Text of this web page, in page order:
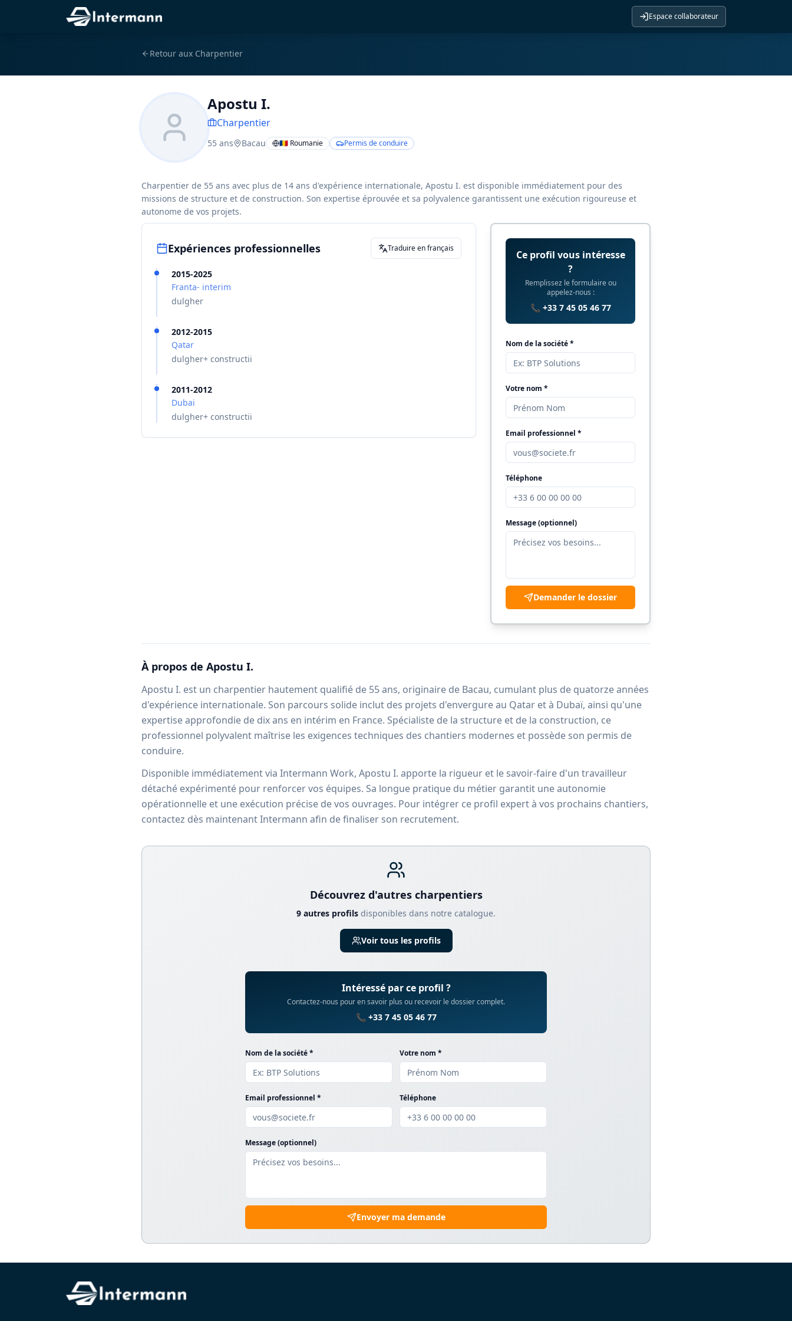
Espace collaborateur
Retour aux Charpentier
Apostu I.
Charpentier
55 ans Bacau 🇷🇴 Roumanie Permis de conduire
Charpentier de 55 ans avec plus de 14 ans d'expérience internationale, Apostu I. est disponible immédiatement pour des
missions de structure et de construction. Son expertise éprouvée et sa polyvalence garantissent une exécution rigoureuse et
autonome de vos projets.
Expériences professionnelles Traduire en français
2015-2025
Franta- interim
dulgher
2012-2015
Qatar
dulgher+ constructii
2011-2012
Dubai
dulgher+ constructii
Ce profil vous intéresse
?
Remplissez le formulaire ou
appelez-nous :
📞 +33 7 45 05 46 77
Nom de la société *
Votre nom *
Email professionnel *
Téléphone
Message (optionnel)
Demander le dossier
À propos de Apostu I.
Apostu I. est un charpentier hautement qualifié de 55 ans, originaire de Bacau, cumulant plus de quatorze années
d'expérience internationale. Son parcours solide inclut des projets d'envergure au Qatar et à Dubaï, ainsi qu'une
expertise approfondie de dix ans en intérim en France. Spécialiste de la structure et de la construction, ce
professionnel polyvalent maîtrise les exigences techniques des chantiers modernes et possède son permis de
conduire.
Disponible immédiatement via Intermann Work, Apostu I. apporte la rigueur et le savoir-faire d'un travailleur
détaché expérimenté pour renforcer vos équipes. Sa longue pratique du métier garantit une autonomie
opérationnelle et une exécution précise de vos ouvrages. Pour intégrer ce profil expert à vos prochains chantiers,
contactez dès maintenant Intermann afin de finaliser son recrutement.
Découvrez d'autres charpentiers
9 autres profils disponibles dans notre catalogue.
Voir tous les profils
Intéressé par ce profil ?
Contactez-nous pour en savoir plus ou recevoir le dossier complet.
📞 +33 7 45 05 46 77
Nom de la société * Votre nom *
Email professionnel * Téléphone
Message (optionnel)
Envoyer ma demande